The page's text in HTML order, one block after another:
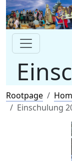
Rootpage
Einschulung